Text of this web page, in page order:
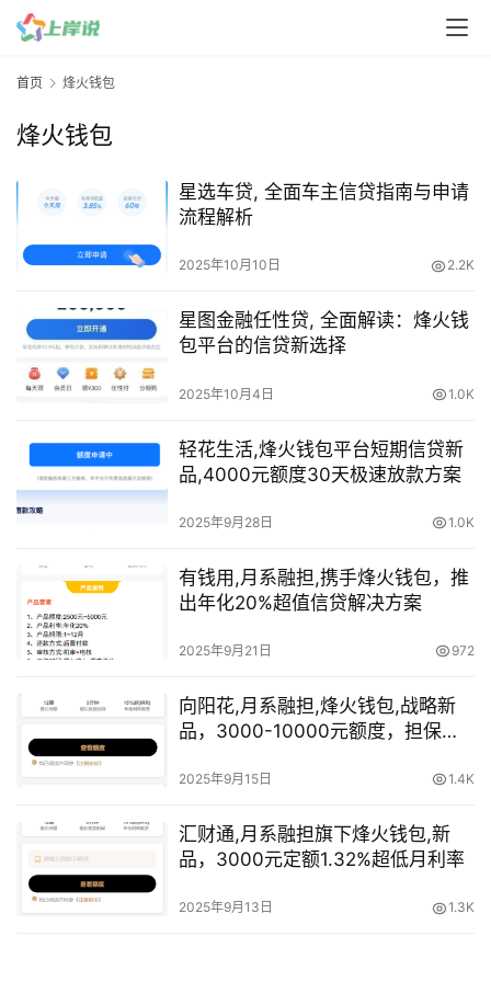
首页 烽火钱包
烽火钱包
星选车贷, 全面车主信贷指南与申请
流程解析
2025年10月10日 2.2K
星图金融任性贷, 全面解读：烽火钱
包平台的信贷新选择
2025年10月4日 1.0K
​​轻花生活,烽火钱包平台短期信贷新
品,4000元额度30天极速放款方案​​
2025年9月28日 1.0K
有钱用,月系融担,携手烽火钱包，推
出年化20%超值信贷解决方案​
2025年9月21日 972
向阳花,月系融担,烽火钱包,战略新
品，3000-10000元额度，担保费
2025年9月15日 1.4K
汇财通,月系融担旗下烽火钱包,新
品，3000元定额1.32%超低月利率​
2025年9月13日 1.3K